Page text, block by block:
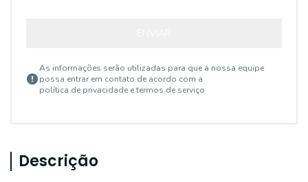
As informações serão utilizadas para que a nossa equipe
possa entrar em contato de acordo com a
política de privacidade e termos de serviço
Descrição